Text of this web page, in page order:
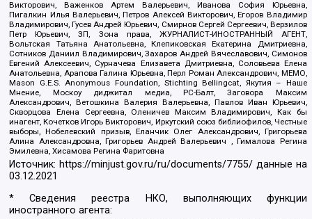
Викторович, Важенков Артем Валерьевич, Иванова София Юрьевна,
Пигалкин Илья Валерьевич, Петров Алексей Викторович, Егоров Владимир
Владимирович, Гусев Андрей Юрьевич, Смирнов Сергей Сергеевич, Верзилов
Петр Юрьевич, ЗП, Зона права, ЖУРНАЛИСТ-ИНОСТРАННЫЙ АГЕНТ,
Вольтская Татьяна Анатольевна, Клепиковская Екатерина Дмитриевна,
Сотников Даниил Владимирович, Захаров Андрей Вячеславович, Симонов
Евгений Алексеевич, Сурначева Елизавета Дмитриевна, Соловьева Елена
Анатольевна, Арапова Галина Юрьевна, Перл Роман Александрович, МЕМО,
Mason G.E.S. Anonymous Foundation, Stichting Bellingcat, Якутия – Наше
Мнение, Москоу диджитал медиа, РС-Балт, Заговора Максим
Александрович, Ветошкина Валерия Валерьевна, Павлов Иван Юрьевич,
Скворцова Елена Сергеевна, Оленичев Максим Владимирович, Как бы
инагент, Кочетков Игорь Викторович, Иркутский союз библиофилов, Честные
выборы, Нобелевский призыв, Еланчик Олег Александрович, Григорьева
Алина Александровна, Григорьев Андрей Валерьевич , Гималова Регина
Эмилевна, Хисамова Регина Фаритовна
Источник: https://minjust.gov.ru/ru/documents/7755/ данные на
03.12.2021
* Сведения реестра НКО, выполняющих функции
иностранного агента: